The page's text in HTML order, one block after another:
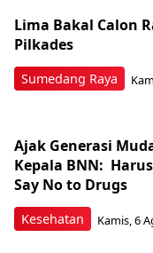
Sumedang Raya
Lima Bakal Calon
Pilkades
Kesehatan
Ajak Generasi
Kepala BNN:
Say No to Drugs
Kamis, 6